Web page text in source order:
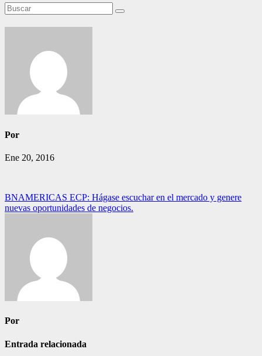
Por
Ene 20, 2016
Navegación
de
BNAMERICAS ECP: Hágase escuchar en el mercado y genere
nuevas oportunidades de negocios.
Por
Entrada relacionada